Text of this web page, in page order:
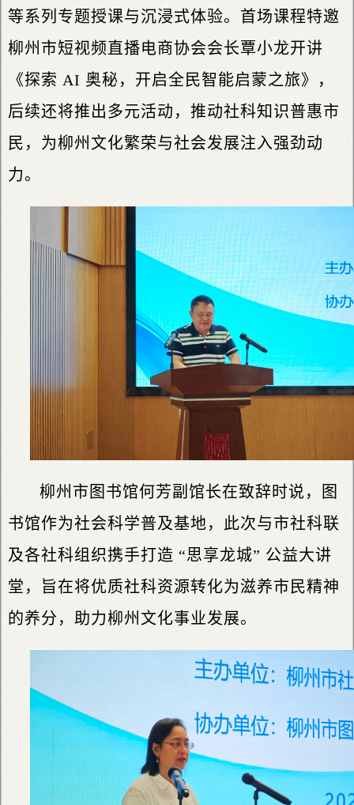
等系列专题授课与沉浸式体验。首场课程特邀
柳州市短视频直播电商协会会长覃小龙开讲
《探索 AI 奥秘，开启全民智能启蒙之旅》，
后续还将推出多元活动，推动社科知识普惠市
民，为柳州文化繁荣与社会发展注入强劲动
力。
柳州市图书馆何芳副馆长在致辞时说，图
书馆作为社会科学普及基地，此次与市社科联
及各社科组织携手打造 “思享龙城” 公益大讲
堂，旨在将优质社科资源转化为滋养市民精神
的养分，助力柳州文化事业发展。